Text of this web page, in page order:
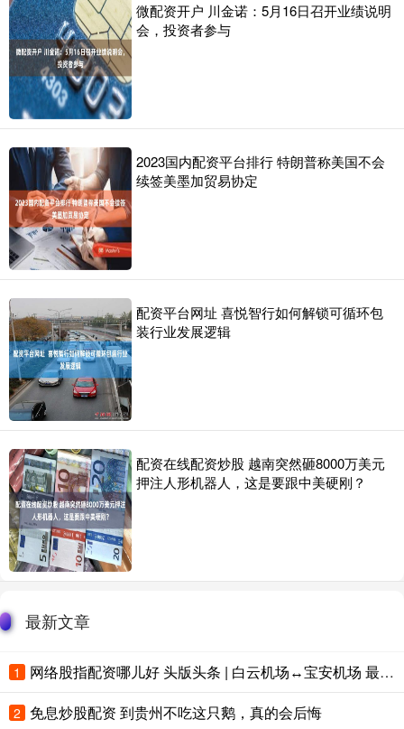
微配资开户 川金诺：5月16日召开业绩说明
会，投资者参与
2023国内配资平台排行 特朗普称美国不会
续签美墨加贸易协定
配资平台网址 喜悦智行如何解锁可循环包
装行业发展逻辑
配资在线配资炒股 越南突然砸8000万美元
押注人形机器人，这是要跟中美硬刚？
最新文章
1 网络股指配资哪儿好 头版头条 | 白云机场↔宝安机场 最快不到100分钟
2 免息炒股配资 到贵州不吃这只鹅，真的会后悔